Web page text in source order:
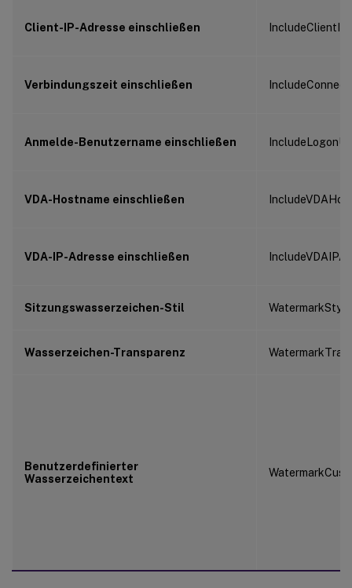
Client-IP-Adresse einschließen
Verbindungszeit einschließen
Anmelde-Benutzername einschließen
VDA-Hostname einschließen
VDA-IP-Adresse einschließen
Sitzungswasserzeichen-Stil WatermarkStyle
Wasserzeichen-Transparenz
Benutzerdefinierter
Wasserzeichentext